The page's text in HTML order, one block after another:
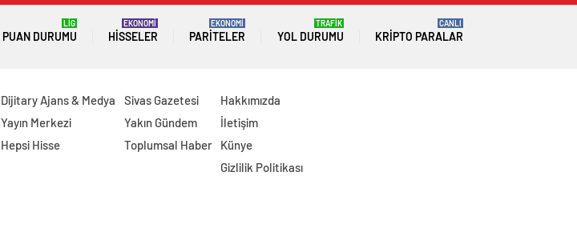
PUAN DURUMU
LİG
HISSELER
EKONOMİ
PARITELER
EKONOMİ
YOL DURUMU
TRAFİK
KRIPTO PARALAR
CANLI
Dijitary Ajans & Medya
Yayın Merkezi
Hepsi Hisse
Sivas Gazetesi
Yakın Gündem
Toplumsal Haber
Hakkımızda
İletişim
Künye
Gizlilik Politikası